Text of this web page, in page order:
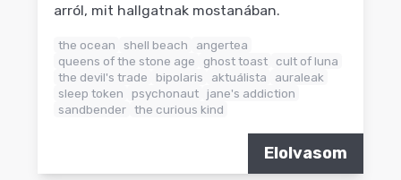
arról, mit hallgatnak mostanában.
the ocean shell beach
angertea
queens of the stone age
ghost toast cult of luna
the devil's trade
bipolaris aktuálista
auraleak
sleep token
psychonaut jane's addiction
sandbender the curious kind
Elolvasom